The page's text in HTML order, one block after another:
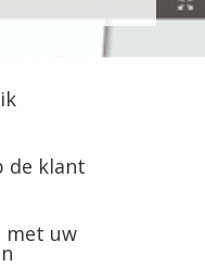
de klant
met uw